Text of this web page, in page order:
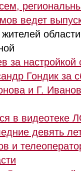
ведет
за настройкой
Гондик за
и Г.
в видеотеке
девять
и